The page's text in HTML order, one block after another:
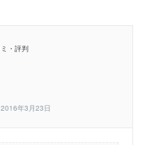
・評判
年3月23日